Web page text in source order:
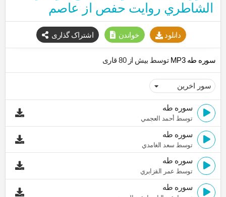
الشاطري روایت حفص از عاصم
دانلود خواندن اشتراک گذاری
سوره طه MP3 توسط بیش از 80 قاری
سوره طه
توسط أحمد العجمي
سوره طه
توسط سعد الغامدي
سوره طه
توسط عمر القزابري
سوره طه